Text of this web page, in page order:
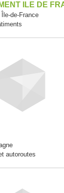
ILE DE
de-France
autoroutes